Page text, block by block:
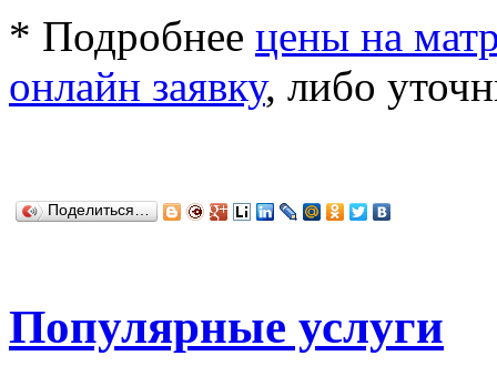
* Подробнее цены на
онлайн заявку, либо
Поделиться…
Популярные услуги